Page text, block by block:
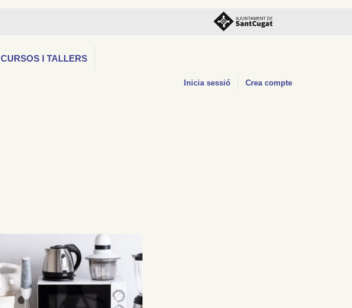
CURSOS I TALLERS
Inicia sessió Crea compte